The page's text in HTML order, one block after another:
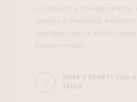
mechanische horlogecollectie
Japanse schoonheid, kwaliteit
duurzaamheid op schitterende
samensmelten.
MEER 5 SPORTS VAN
SEIKO